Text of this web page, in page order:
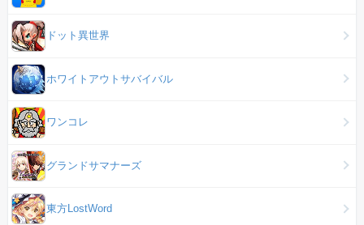
ドット異世界
ホワイトアウトサバイバル
ワンコレ
グランドサマナーズ
東方LostWord